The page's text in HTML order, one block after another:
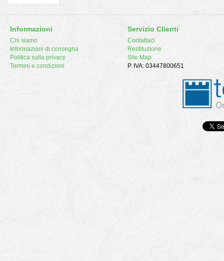
Informazioni
Chi siamo
Informazioni di consegna
Politica sulla privacy
Termini e condizioni
Servizio Clienti
Contattaci
Restituzione
Site Map
P. IVA: 03447800651